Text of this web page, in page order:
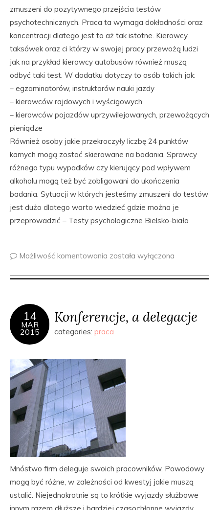
zmuszeni do pozytywnego przejścia testów
psychotechnicznych. Praca ta wymaga dokładności oraz
koncentracji dlatego jest to aż tak istotne. Kierowcy
taksówek oraz ci którzy w swojej pracy przewożą ludzi
jak na przykład kierowcy autobusów również muszą
odbyć taki test. W dodatku dotyczy to osób takich jak:
– egzaminatorów, instruktorów nauki jazdy
– kierowców rajdowych i wyścigowych
– kierowców pojazdów uprzywilejowanych, przewożących
pieniądze
Również osoby jakie przekroczyły liczbę 24 punktów
karnych mogą zostać skierowane na badania. Sprawcy
różnego typu wypadków czy kierujący pod wpływem
alkoholu mogą też być zobligowani do ukończenia
badania. Sytuacji w których jesteśmy zmuszeni do testów
jest dużo dlatego warto wiedzieć gdzie można je
przeprowadzić – Testy psychologiczne Bielsko-biała
Możliwość komentowania została wyłączona
14
MAR
2015
Konferencje, a delegacje
categories: praca
Mnóstwo firm deleguje swoich pracowników. Powodowy
mogą być różne, w zależności od kwestyj jakie muszą
ustalić. Niejednokrotnie są to krótkie wyjazdy służbowe